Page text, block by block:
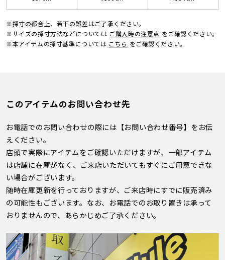
※採寸の都合上、若干の誤差はご了承ください。
※サイズの採寸方法などについては ご購入時の注意点 をご確認ください。
※本アイテムの採寸基準については こちら をご確認ください。
このアイテムのお問い合わせ先
お電話でのお問い合わせの際には【お問い合わせ番号】をお伝
えください。
店頭で実際にアイテムをご確認いただけますが、一部アイテム
は店舗に在庫がなく、ご来店いただいてもすぐにご用意できな
い場合がございます。
随時在庫更新を行っておりますが、ご来店時にすでに販売済み
の可能性もございます。なお、お電話でのお取り置きは承って
おりませんので、あらかじめご了承ください。